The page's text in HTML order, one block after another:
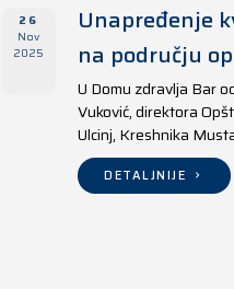
26
Nov
2025
Unapređenje
na području
U Domu zdravlja Bar
Vuković, direktora
Ulcinj, Kreshnika
DETALJNIJE